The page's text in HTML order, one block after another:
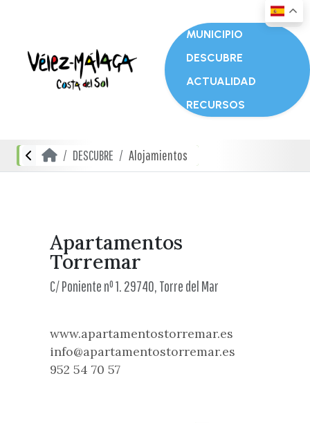
MUNICIPIO
DESCUBRE
ACTUALIDAD
RECURSOS
DESCUBRE Alojamientos
Apartamentos
Torremar
C/ Poniente nº 1. 29740, Torre del Mar
www.apartamentostorremar.es
info@apartamentostorremar.es
952 54 70 57